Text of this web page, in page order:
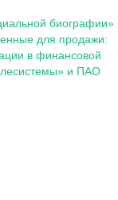
биографии»
для продажи:
в финансовой
и ПАО